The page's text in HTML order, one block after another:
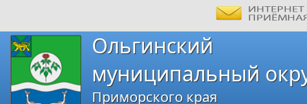
Ольгинский
муниципальный
Приморского края